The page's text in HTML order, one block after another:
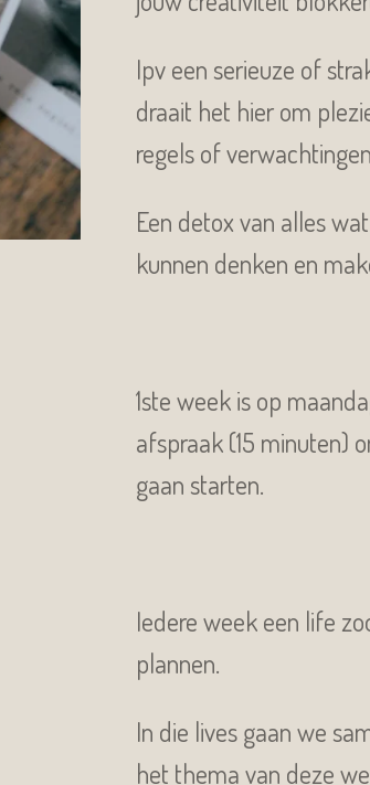
Ipv een serieuze of
draait het hier om
regels of verwachtingen
Een detox van alles
kunnen denken en
1ste week is op
afspraak (15 minuten)
gaan starten.
Iedere week een life
plannen.
In die lives gaan we
het thema van deze